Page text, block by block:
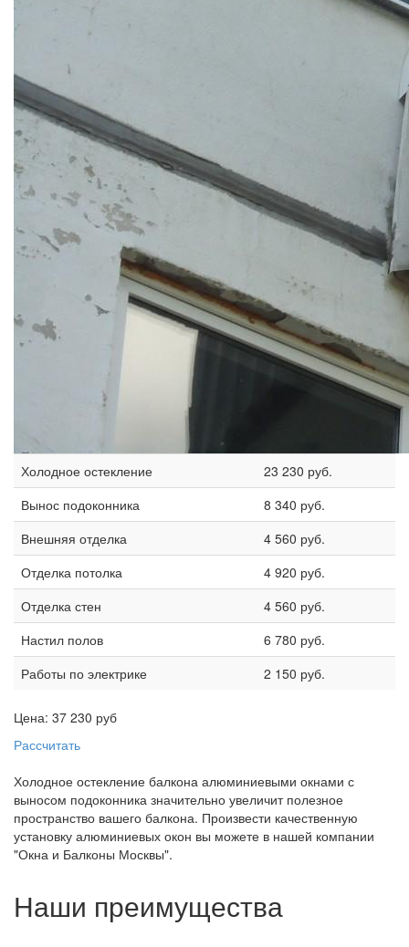
Холодное остекление
23 230 руб.
Вынос подоконника
8 340 руб.
Внешняя отделка
4 560 руб.
Отделка потолка
4 920 руб.
Отделка стен
4 560 руб.
Настил полов
6 780 руб.
Работы по электрике
2 150 руб.
Цена: 37 230 руб
Рассчитать
Холодное остекление балкона алюминиевыми окнами с
выносом подоконника значительно увеличит полезное
пространство вашего балкона. Произвести качественную
установку алюминиевых окон вы можете в нашей компании
"Окна и Балконы Москвы".
Наши преимущества